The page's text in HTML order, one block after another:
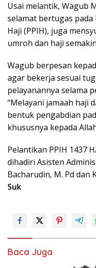
Usai melantik, Wagub
selamat bertugas
Haji (PPIH), juga
umroh dan haji
Wagub berpesan
agar bekerja sesuai
pelayanannya selama
“Melayani jamaah haji
bentuk pengabdian
khususnya kepada
Pelantikan PPIH 1437
dihadiri Asisten
Bacharudin, M. Pd dan
Suk
Baca Juga